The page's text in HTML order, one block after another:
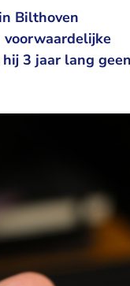
Bilthoven
3 jaar lang geen